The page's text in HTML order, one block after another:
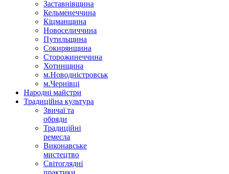
Заставнівщина
Кельменеччина
Кіцманщина
Новоселиччина
Путильщина
Сокирянщина
Сторожинеччина
Хотинщина
м.Новодністровськ
м.Чернівці
Народні майстри
Традиційна культура
Звичаї та
обряди
Традиційні
ремесла
Виконавське
мистецтво
Світоглядні
практики